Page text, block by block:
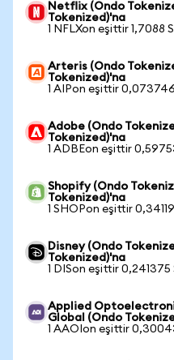
Netflix (Ondo
Tokenized)'na
1 NFLXon eşittir 1,7088
Arteris (Ondo
Tokenized)'na
1 AIPon eşittir
Adobe (Ondo
Tokenized)'na
1 ADBEon eşittir
Shopify (Ondo
Tokenized)'na
1 SHOPon eşittir
Disney (Ondo
Tokenized)'na
1 DISon eşittir 0,241375
Applied
Global (Ondo
1 AAOIon eşittir